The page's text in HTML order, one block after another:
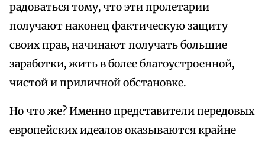
радоваться тому, что эти пролетарии
получают наконец фактическую защиту
своих прав, начинают получать большие
заработки, жить в более благоустроенной,
чистой и приличной обстановке.
Но что же? Именно представители передовых
европейских идеалов оказываются крайне